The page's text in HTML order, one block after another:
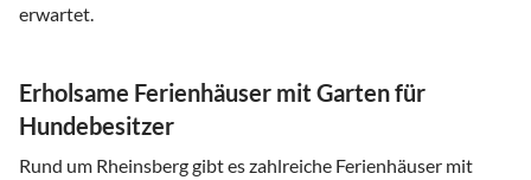
erwartet.
Erholsame Ferienhäuser mit Garten für
Hundebesitzer
Rund um Rheinsberg gibt es zahlreiche Ferienhäuser mit